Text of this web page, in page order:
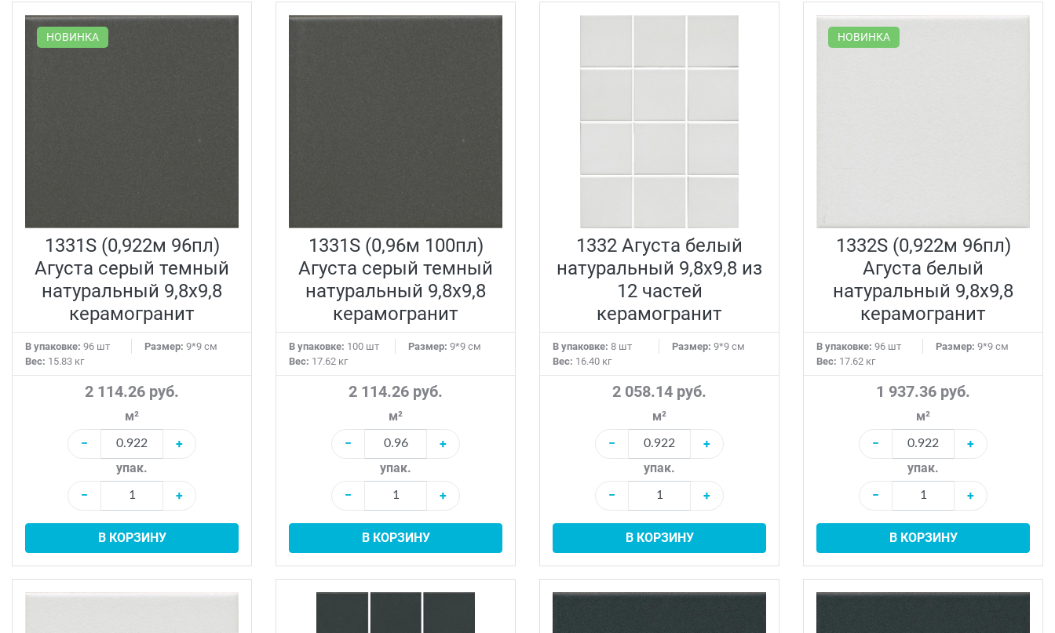
НОВИНКА
1331S (0,922м 96пл)
Агуста серый темный
натуральный 9,8х9,8
керамогранит
В упаковке: 96 шт Размер: 9*9 см
Вес: 15.83 кг
2 114.26 руб.
м²
−
+
упак.
−
+
В КОРЗИНУ
1331S (0,96м 100пл)
Агуста серый темный
натуральный 9,8х9,8
керамогранит
В упаковке: 100 шт Размер: 9*9 см
Вес: 17.62 кг
2 114.26 руб.
м²
−
+
упак.
−
+
В КОРЗИНУ
1332 Агуста белый
натуральный 9,8х9,8 из
12 частей
керамогранит
В упаковке: 8 шт Размер: 9*9 см
Вес: 16.40 кг
2 058.14 руб.
м²
−
+
упак.
−
+
В КОРЗИНУ
НОВИНКА
1332S (0,922м 96пл)
Агуста белый
натуральный 9,8х9,8
керамогранит
В упаковке: 96 шт Размер: 9*9 см
Вес: 17.62 кг
1 937.36 руб.
м²
−
+
упак.
−
+
В КОРЗИНУ